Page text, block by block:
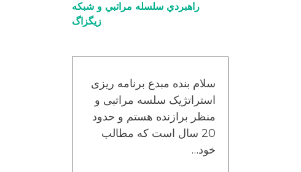
راهبردي سلسله مراتبي و شبکه
زیگزاگ
سلام بنده مبدع برنامه ریزی
استراتژیک سلسه مراتبی و
منظر برازنده هستم و حدود
20 سال است که مطالب
خود…